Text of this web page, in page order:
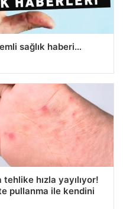
sağlık haberi…
hızla yayılıyor!
pullanma ile kendini